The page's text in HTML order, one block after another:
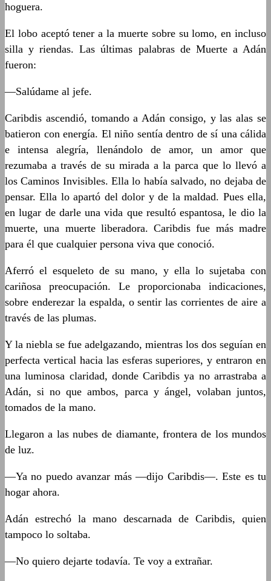
hoguera.
El lobo aceptó tener a la muerte sobre su lomo, en incluso
silla y riendas. Las últimas palabras de Muerte a Adán
fueron:
—Salúdame al jefe.
Caribdis ascendió, tomando a Adán consigo, y las alas se
batieron con energía. El niño sentía dentro de sí una cálida
e intensa alegría, llenándolo de amor, un amor que
rezumaba a través de su mirada a la parca que lo llevó a
los Caminos Invisibles. Ella lo había salvado, no dejaba de
pensar. Ella lo apartó del dolor y de la maldad. Pues ella,
en lugar de darle una vida que resultó espantosa, le dio la
muerte, una muerte liberadora. Caribdis fue más madre
para él que cualquier persona viva que conoció.
Aferró el esqueleto de su mano, y ella lo sujetaba con
cariñosa preocupación. Le proporcionaba indicaciones,
sobre enderezar la espalda, o sentir las corrientes de aire a
través de las plumas.
Y la niebla se fue adelgazando, mientras los dos seguían en
perfecta vertical hacia las esferas superiores, y entraron en
una luminosa claridad, donde Caribdis ya no arrastraba a
Adán, si no que ambos, parca y ángel, volaban juntos,
tomados de la mano.
Llegaron a las nubes de diamante, frontera de los mundos
de luz.
—Ya no puedo avanzar más —dijo Caribdis—. Este es tu
hogar ahora.
Adán estrechó la mano descarnada de Caribdis, quien
tampoco lo soltaba.
—No quiero dejarte todavía. Te voy a extrañar.